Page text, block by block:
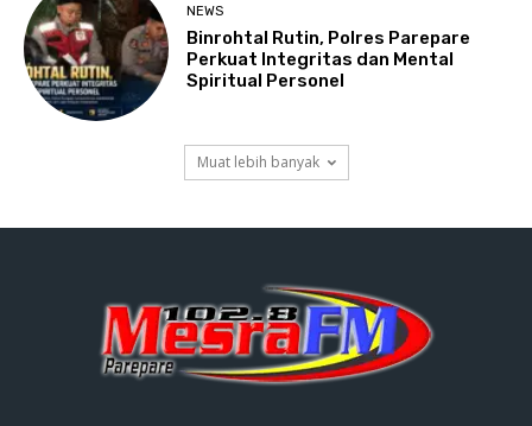
NEWS
Binrohtal Rutin, Polres Parepare
Perkuat Integritas dan Mental
Spiritual Personel
Muat lebih banyak